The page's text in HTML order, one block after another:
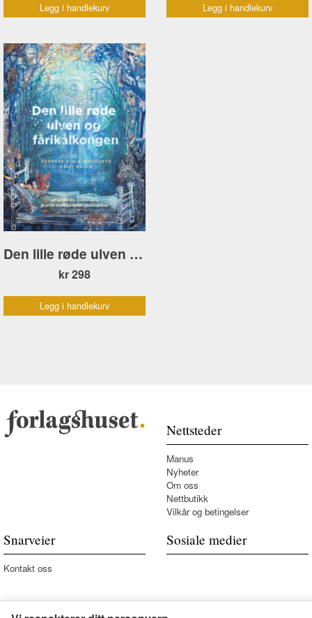
Legg i handlekurv Legg i handlekurv
Den lille røde ulven og fårikålkongen
kr 298
Legg i handlekurv
Nettsteder
Manus
Nyheter
Om oss
Nettbutikk
Vilkår og betingelser
Snarveier
Kontakt oss
Sosiale medier